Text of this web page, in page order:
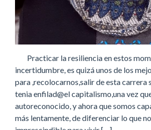
Practicar la resiliencia en estos
incertidumbre, es quizá unos de los
para ,recolocarnos,salir de esta carrera
tenia enfilad@el capitalismo,una vez
autoreconocido, y ahora que somos
más lentamente, de diferenciar lo que